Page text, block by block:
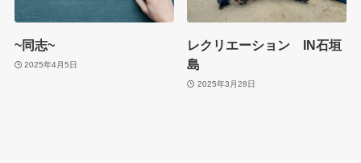
~同志~
2025年4月5日
レクリエーション IN石垣
島
2025年3月28日